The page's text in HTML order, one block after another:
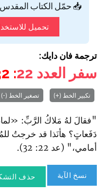
📥 حمّل الكتاب المقدس
تحميل
ترجمة فان دايك:
سفر العدد 22
: 32
تكبير الخط (+) تصغير الخط (-)
"فقالَ لهُ مَلاكُ الرَّبِّ:
دَفَعاتٍ؟ هأنَذا قد خرجتُ
أمامي،" (عد 22: 32).
نسخ الآية حذف